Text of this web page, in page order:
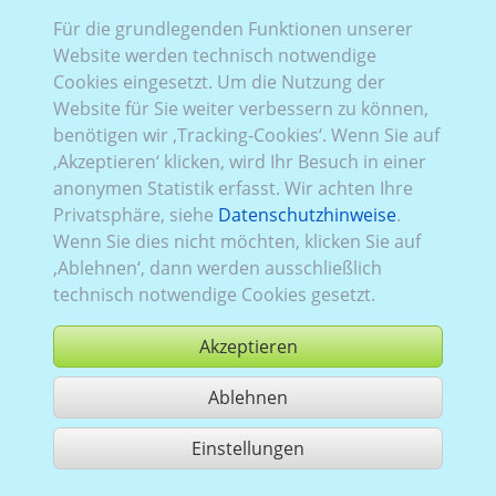
Rena_1177: Baureihe 4 ,aktuell (seit 2026)
Heckflügeltüren, Verglasung Links verblecht
verblecht , Heck verglast
kaufen
1 Treffer teilen
Für die grundlegenden Funktionen unserer
Website werden technisch notwendige
Cookies eingesetzt. Um die Nutzung der
Website für Sie weiter verbessern zu können,
benötigen wir ‚Tracking-Cookies‘. Wenn Sie auf
‚Akzeptieren‘ klicken, wird Ihr Besuch in einer
anonymen Statistik erfasst. Wir achten Ihre
Privatsphäre, siehe Datenschutzhinweise.
Wenn Sie dies nicht möchten, klicken Sie auf
‚Ablehnen‘, dann werden ausschließlich
technisch notwendige Cookies gesetzt.
Akzeptieren
Ablehnen
Einstellungen